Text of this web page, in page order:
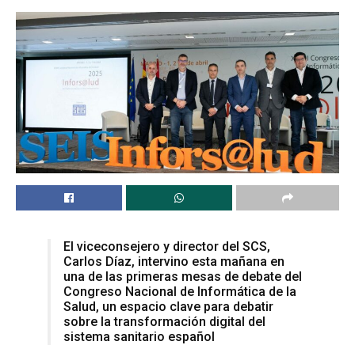
El viceconsejero y director del SCS,
Carlos Díaz, intervino esta mañana en
una de las primeras mesas de debate del
Congreso Nacional de Informática de la
Salud, un espacio clave para debatir
sobre la transformación digital del
sistema sanitario español